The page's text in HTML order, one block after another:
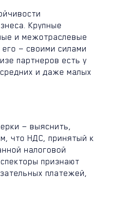
Крупные
и межотраслевые
— своими силами
партнеров есть у
и даже малых
— выяснить,
что НДС, принятый к
налоговой
признают
платежей,